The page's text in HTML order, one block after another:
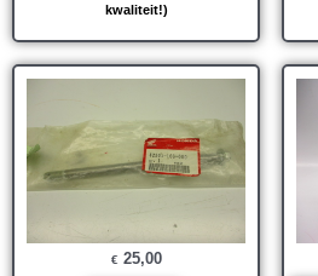
kwaliteit!)
€ 25,00